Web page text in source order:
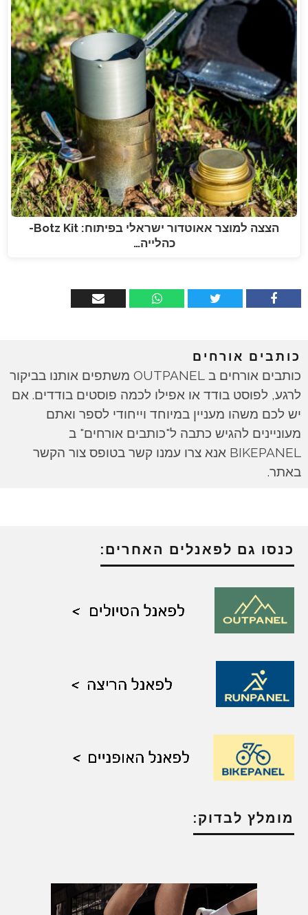
הצצה למוצר אאוטדור ישראלי בפיתוח: Botz Kit-
כהלייה…
כותבים אורחים
כותבים אורחים ב OUTPANEL משתפים אותנו בביקור
לרגע, לפוסט בודד או אפילו לכמה פוסטים בודדים. אם
יש לכם משהו מעניין במיוחד וייחודי לספר ואתם
מעוניינים להגיש כתבה ל"כותבים אורחים" ב
BIKEPANEL אנא צרו עמנו קשר בטופס צור הקשר
באתר.
כנסו גם לפאנלים האחרים:
מומלץ לבדוק: